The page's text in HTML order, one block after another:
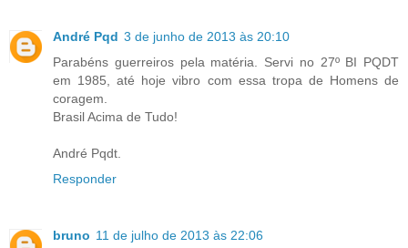
André Pqd 3 de junho de 2013 às 20:10
Parabéns guerreiros pela matéria. Servi no 27º BI PQDT
em 1985, até hoje vibro com essa tropa de Homens de
coragem.
Brasil Acima de Tudo!
André Pqdt.
Responder
bruno 11 de julho de 2013 às 22:06